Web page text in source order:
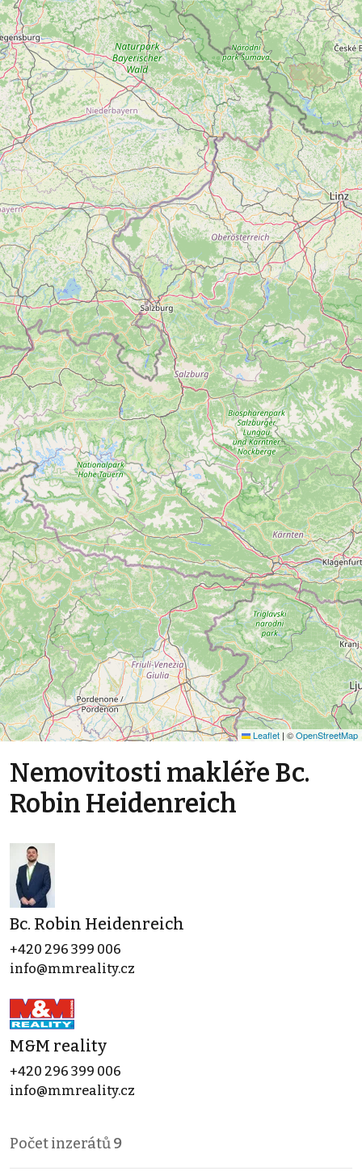
Leaflet | ©OpenStreetMap
Nemovitosti makléře Bc.
Robin Heidenreich
Bc. Robin Heidenreich
+420 296 399 006
info@mmreality.cz
M&M reality
+420 296 399 006
info@mmreality.cz
Počet inzerátů9